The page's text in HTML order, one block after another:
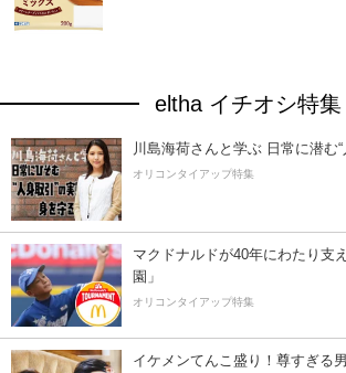
eltha イチオシ特集
川島海荷さんと学ぶ 日常に潜む
オリコンタイアップ特集
マクドナルドが40年にわたり支
園」
オリコンタイアップ特集
イケメンてんこ盛り！尊すぎる